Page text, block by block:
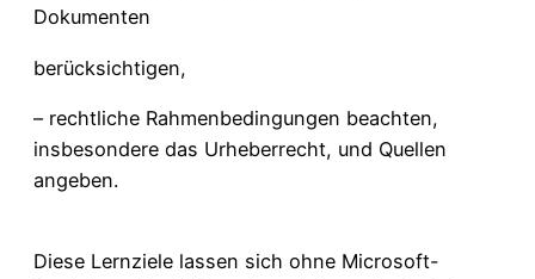
Dokumenten
berücksichtigen,
– rechtliche Rahmenbedingungen beachten,
insbesondere das Urheberrecht, und Quellen
angeben.
Diese Lernziele lassen sich ohne Microsoft-